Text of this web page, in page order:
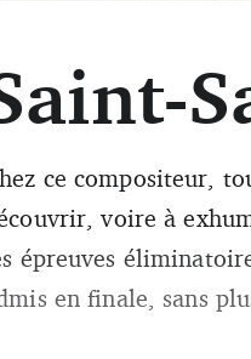
Camille Saint-Saëns (dr).
ce compositeur,
voire à
épreuves
en finale, sans